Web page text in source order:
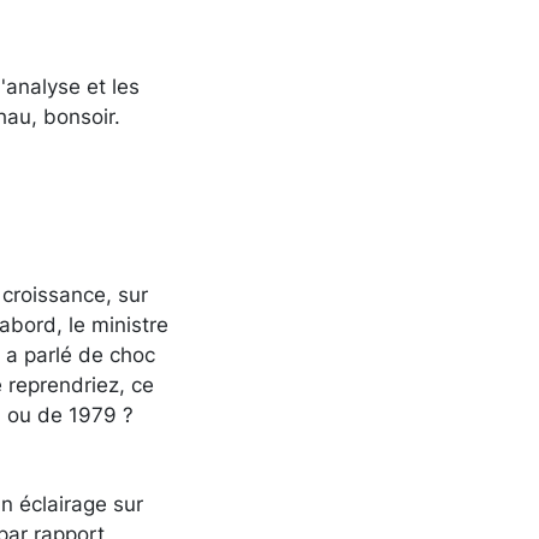
et les
bonsoir.
sur
le ministre
parlé de choc
ce
de 1979 ?
éclairage sur
rapport